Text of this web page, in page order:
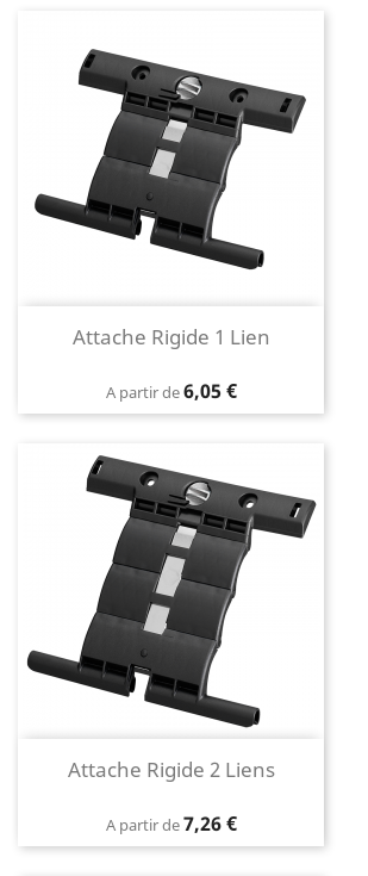
Attache Rigide 1 Lien
A partir dePrix
6,05 €
Attache Rigide 2 Liens
A partir dePrix
7,26 €